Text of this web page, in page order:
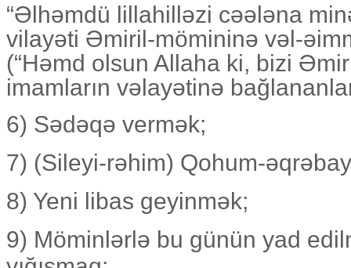
“Əlhəmdü lillahilləzi cəələna
vilayəti Əmiril-mömininə vəl-
(“Həmd olsun Allaha ki, bizi
imamların vəlayətinə
6) Sədəqə vermək;
7) (Sileyi-rəhim) Qohum-
8) Yeni libas geyinmək;
9) Möminlərlə bu günün yad